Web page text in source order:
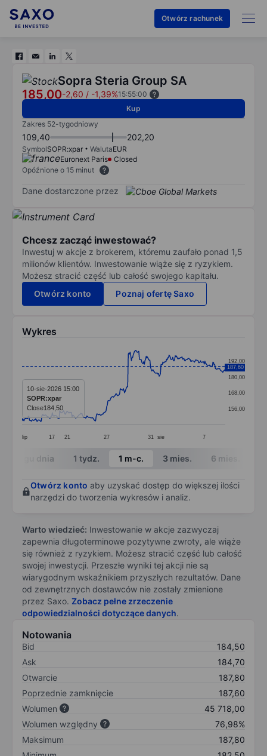
Otwórz rachunek
Sopra Steria Group SA
185,00-2,60 / -1,39%15:55:00
Kup
Zakres 52-tygodniowy
109,40 202,20
SymbolSOPR:xpar WalutaEUR
Euronext Paris
Closed
Opóźnione o 15 minut
Dane dostarczone przez
Chcesz zacząć inwestować?
Inwestuj w akcje z brokerem, któremu zaufało ponad 1,5
milionów klientów. Inwestowanie wiąże się z ryzykiem.
Możesz stracić część lub całość swojego kapitału.
Otwórz konto
Poznaj ofertę Saxo
Wykres
Line chart with 330 data points.
The chart has 1 X axis displaying categories.
The chart has 1 Y axis displaying values. Data
lip 17 21 27 31 sie 7
156,00
168,00
180,00
192,00
187,60
10-sie-2026 15:00
SOPR:xpar
Close184,50
End of interactive chart.
W ciągu dnia 1 tydz. 1 m-c. 3 mies. 6 mies.
Otwórz konto aby uzyskać dostęp do większej ilości
narzędzi do tworzenia wykresów i analiz.
Warto wiedzieć: Inwestowanie w akcje zazwyczaj
zapewnia długoterminowe pozytywne zwroty, ale wiąże
się również z ryzykiem. Możesz stracić część lub całość
swojej inwestycji. Przeszłe wyniki tej akcji nie są
wiarygodnym wskaźnikiem przyszłych rezultatów. Dane
od zewnętrznych dostawców nie zostały zmienione
przez Saxo. Zobacz pełne zrzeczenie
odpowiedzialności dotyczące danych.
Notowania
Bid
184,50
Ask
184,70
Otwarcie
187,80
Poprzednie zamknięcie
187,60
Wolumen
45 718,00
Wolumen względny
76,98%
Maksimum
187,80